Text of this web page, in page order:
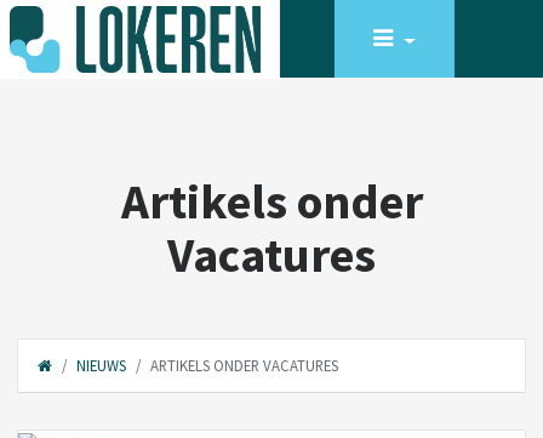
Artikels onder
Vacatures
NIEUWS ARTIKELS ONDER VACATURES